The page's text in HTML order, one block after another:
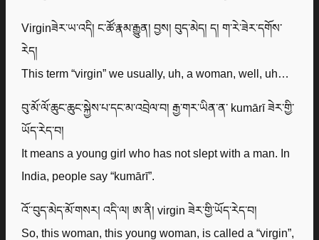
Virginཟེར་ཡ་འདི། ང་ཚོ་རྣམ་རྒྱུན། བྱས། བུད་མེད། ད། ག་རེ་ཟེར་དགོས་
རེད།
This term “virgin” we usually, uh, a woman, well, uh…
བུ་མོ་ལོ་ཆུང་ཆུང་སྐྱེས་པ་དང་མ་འབྲེལ་བ། རྒྱ་གར་ཡིན་ན་ kumārī ཟེར་གྱི་
ཡོད་རེད་བ།
It means a young girl who has not slept with a man. In
India, people say “kumārī”.
འོ་་བུད་མེད་མོ་གསར། འདི་ལ། ཨ་ནི། virgin ཟེར་གྱི་ཡོད་རེད་བ།
So, this woman, this young woman, is called a “virgin”,